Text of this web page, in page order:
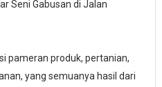
Seni Gabusan di Jalan
pameran produk, pertanian,
yang semuanya hasil dari